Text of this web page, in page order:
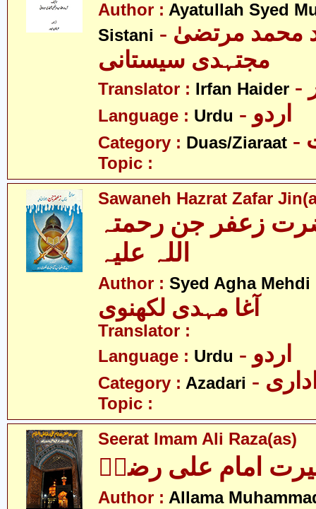
Author : Ayatullah Syed
Sistani - آیت اللہ سید محمد مرتضیٰ
مجتہدی سیستانی
Translator : Irfan Haider
Language : Urdu - اردو
Category : Duas/Ziaraat
Topic :
Sawaneh Hazrat Zafar
زعفر جن رحمتہ
اللہ علیہ
Author : Syed Agha
آغا مہدی لکھنوی
Translator :
Language : Urdu - اردو
Category : Azadari
Topic :
Seerat Imam Ali Raza(as)
امام علی رضاؑ
Author : Allama